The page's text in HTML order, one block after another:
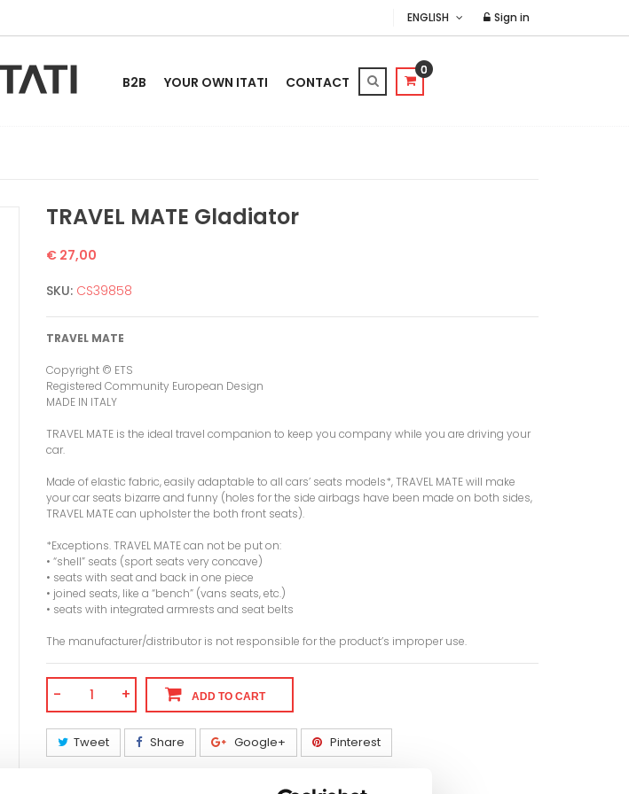
ENGLISH Sign in
B2B YOUR OWN ITATI CONTACT
0
TRAVEL MATE Gladiator
€ 27,00
SKU: CS39858
TRAVEL MATE
Copyright © ETS
Registered Community European Design
MADE IN ITALY
TRAVEL MATE is the ideal travel companion to keep you company while you are driving your
car.
Made of elastic fabric, easily adaptable to all cars’ seats models*, TRAVEL MATE will make
your car seats bizarre and funny (holes for the side airbags have been made on both sides,
TRAVEL MATE can upholster the both front seats).
*Exceptions. TRAVEL MATE can not be put on:
• “shell” seats (sport seats very concave)
• seats with seat and back in one piece
• joined seats, like a “bench” (vans seats, etc.)
• seats with integrated armrests and seat belts
The manufacturer/distributor is not responsible for the product’s improper use.
- + ADD TO CART
Tweet Share Google+ Pinterest